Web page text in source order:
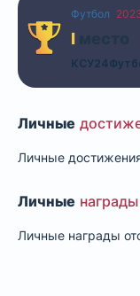
Футбол
I
Личные
Личные
Личные награды
Личные награды